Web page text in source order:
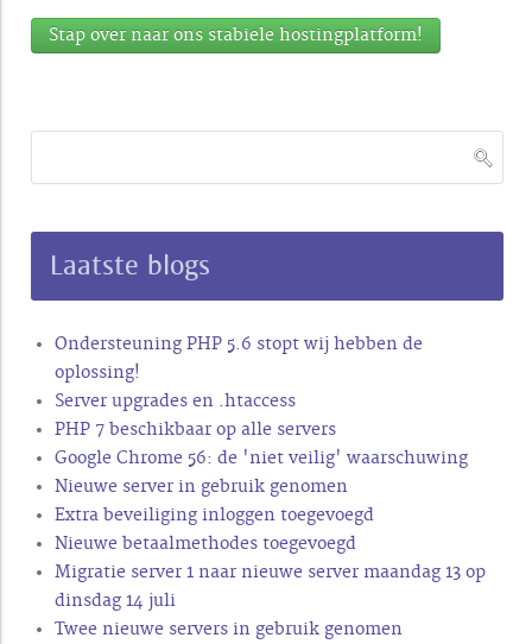
Stap over naar ons stabiele hostingplatform!
Laatste blogs
Ondersteuning PHP 5.6 stopt wij hebben de
oplossing!
Server upgrades en .htaccess
PHP 7 beschikbaar op alle servers
Google Chrome 56: de 'niet veilig' waarschuwing
Nieuwe server in gebruik genomen
Extra beveiliging inloggen toegevoegd
Nieuwe betaalmethodes toegevoegd
Migratie server 1 naar nieuwe server maandag 13 op
dinsdag 14 juli
Twee nieuwe servers in gebruik genomen